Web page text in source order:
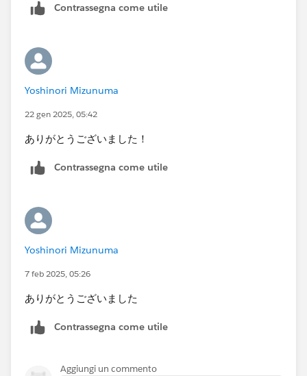
上図の例では回答された番号に「2」というデータが無
いため、1～5の回答の数字のうち2が欠落して4列の表
示になっています。最初に書いた"完全な枠が必要か"と
いうのは、この欠落した2を表示するかどうかという意
Contrassegna come utile
Yoshinori Mizunuma
22 gen 2025, 05:42
ありがとうございました！
Contrassegna come utile
Yoshinori Mizunuma
7 feb 2025, 05:26
ありがとうございました
Contrassegna come utile
Aggiungi un commento